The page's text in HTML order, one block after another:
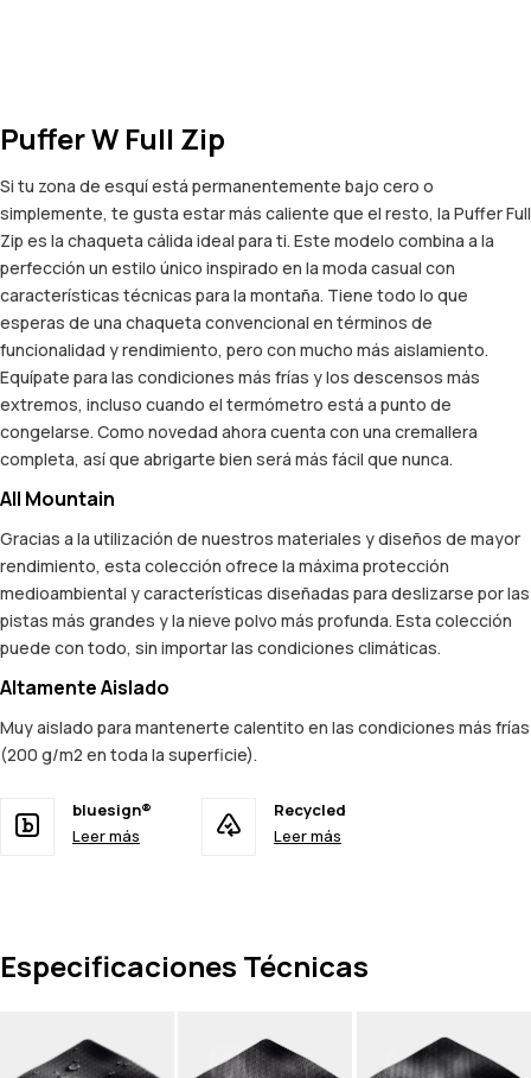
Puffer W Full Zip
Si tu zona de esquí está permanentemente bajo cero o
simplemente, te gusta estar más caliente que el resto, la Puffer Full
Zip es la chaqueta cálida ideal para ti. Este modelo combina a la
perfección un estilo único inspirado en la moda casual con
características técnicas para la montaña. Tiene todo lo que
esperas de una chaqueta convencional en términos de
funcionalidad y rendimiento, pero con mucho más aislamiento.
Equípate para las condiciones más frías y los descensos más
extremos, incluso cuando el termómetro está a punto de
congelarse. Como novedad ahora cuenta con una cremallera
completa, así que abrigarte bien será más fácil que nunca.
All Mountain
Gracias a la utilización de nuestros materiales y diseños de mayor
rendimiento, esta colección ofrece la máxima protección
medioambiental y características diseñadas para deslizarse por las
pistas más grandes y la nieve polvo más profunda. Esta colección
puede con todo, sin importar las condiciones climáticas.
Altamente Aislado
Muy aislado para mantenerte calentito en las condiciones más frías
(200 g/m2 en toda la superficie).
bluesign®
Leer más
Recycled
Leer más
Especificaciones Técnicas